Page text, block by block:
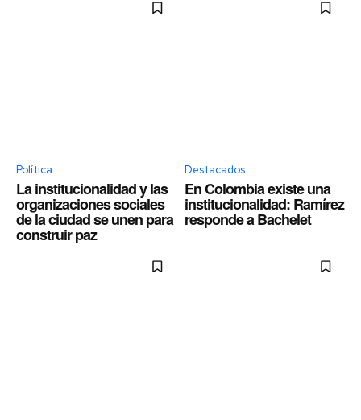
Política
La institucionalidad y las
organizaciones sociales
de la ciudad se unen para
construir paz
Destacados
En Colombia existe una
institucionalidad: Ramírez
responde a Bachelet